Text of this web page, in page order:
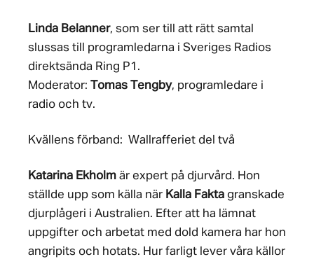
Linda Belanner, som ser till att rätt samtal
slussas till programledarna i Sveriges Radios
direktsända Ring P1.
Moderator: Tomas Tengby, programledare i
radio och tv.
Kvällens förband: Wallrafferiet del två
Katarina Ekholm är expert på djurvård. Hon
ställde upp som källa när Kalla Fakta granskade
djurplågeri i Australien. Efter att ha lämnat
uppgifter och arbetat med dold kamera har hon
angripits och hotats. Hur farligt lever våra källor